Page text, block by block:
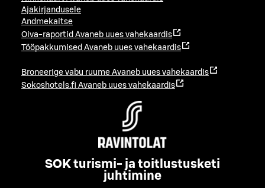
Ajakirjandusele
Andmekaitse
Oiva-raportid Avaneb uues vahekaardis
Tööpakkumised Avaneb uues vahekaardis
Broneerige vabu ruume Avaneb uues vahekaardis
Sokoshotels.fi Avaneb uues vahekaardis
SOK turismi- ja toitlustusketi
juhtimine